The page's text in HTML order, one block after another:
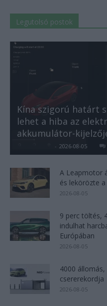
Legutolsó postok
Kína szigorú határt
lehet a hiba az
akkumulátor-
- 2026-08-05
A Leapmotor
és lekörözte
2026-08-05
9 perc töltés,
indulhat
Európában
2026-08-05
4000
csererekordja
2026-08-05